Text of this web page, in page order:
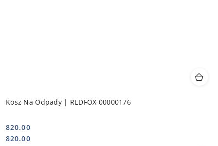
Kosz Na Odpady | REDFOX 00000176
Cena:
820.00
Cena:
820.00